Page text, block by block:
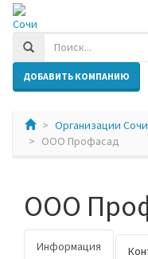
Сочи
ДОБАВИТЬ КОМПАНИЮ
Организации Сочи
ООО Профасад
ООО
Информация